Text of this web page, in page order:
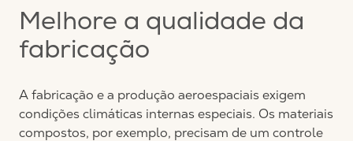
Melhore a qualidade da
fabricação
A fabricação e a produção aeroespaciais exigem
condições climáticas internas especiais. Os materiais
compostos, por exemplo, precisam de um controle